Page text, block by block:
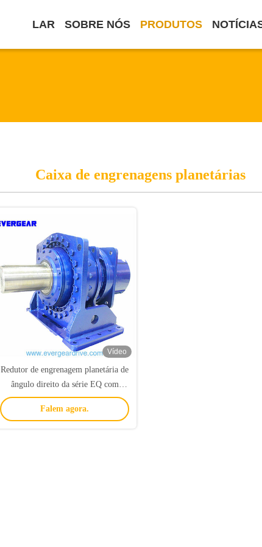
LAR SOBRE NÓS PRODUTOS
Caixa de engrenagens planetárias
Vídeo
Redutor de engrenagem planetária de
ângulo direito da série EQ com
projeto modular para aplicações de
trituração de alta potência
Falem agora.